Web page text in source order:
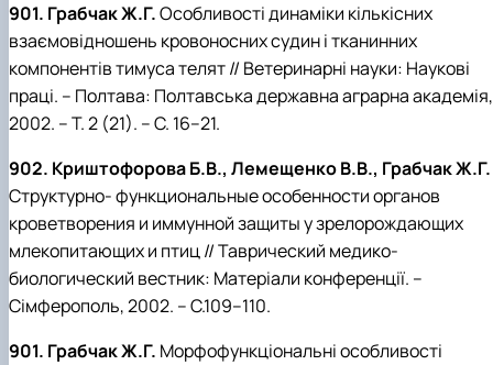
901. Грабчак Ж.Г.Особливості динаміки кількісних
взаємовідношень кровоносних судин і тканинних
компонентів тимуса телят // Ветеринарні науки: Наукові
праці. – Полтава: Полтавська державна аграрна академія,
2002. – Т. 2 (21). – С. 16–21.
902. Криштофорова Б.В., Лемещенко В.В., Грабчак Ж.Г.
Структурно- функциональные особенности органов
кроветворения и иммунной защиты у зрелорождающих
млекопитающих и птиц // Таврический медико-
биологический вестник: Матеріали конференції. –
Сімферополь, 2002. – С.109–110.
901. Грабчак Ж.Г. Морфофункціональні особливості